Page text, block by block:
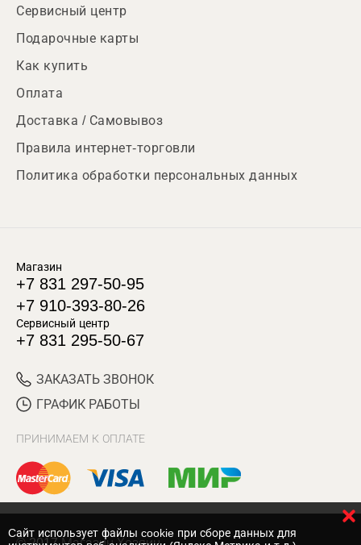
Сервисный центр
Подарочные карты
Как купить
Оплата
Доставка / Самовывоз
Правила интернет-торговли
Политика обработки персональных данных
Магазин
+7 831 297-50-95
+7 910-393-80-26
Сервисный центр
+7 831 295-50-67
ЗАКАЗАТЬ ЗВОНОК
ГРАФИК РАБОТЫ
ПРИНИМАЕМ К ОПЛАТЕ
Cайт использует файлы cookie при сборе данных для